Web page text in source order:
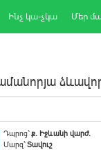
Ինչ կա-չկա Մեր
Դպրոց`ք. Իջևանի վարժ.
Մարզ`Տավուշ